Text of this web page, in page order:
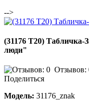
-->
(31176 Т20)
люди"
Отзывов:
Поделиться
Модель: 31176_znak